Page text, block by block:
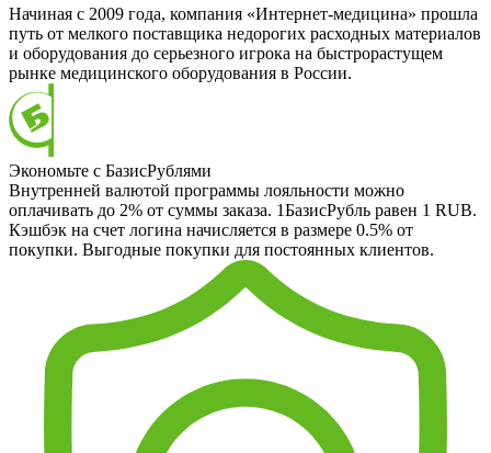
Начиная с 2009 года, компания «Интернет-медицина» прошла
путь от мелкого поставщика недорогих расходных материалов
и оборудования до серьезного игрока на быстрорастущем
рынке медицинского оборудования в России.
Экономьте с БазисРублями
Внутренней валютой программы лояльности можно
оплачивать до 2% от суммы заказа. 1БазисРубль равен 1 RUB.
Кэшбэк на счет логина начисляется в размере 0.5% от
покупки. Выгодные покупки для постоянных клиентов.